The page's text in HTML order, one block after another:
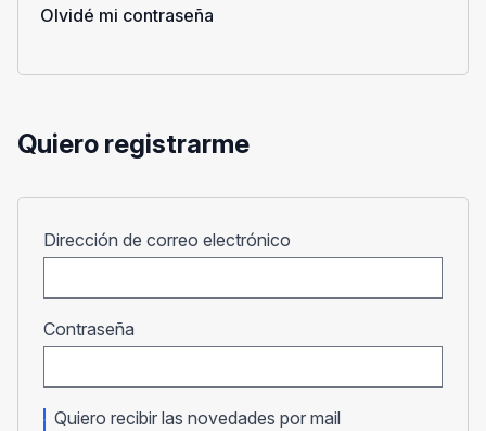
Olvidé mi contraseña
Quiero registrarme
Dirección de correo electrónico
Contraseña
Quiero recibir las novedades por mail